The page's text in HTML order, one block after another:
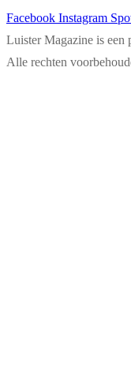
Facebook Instagram
Luister Magazine is
Alle rechten